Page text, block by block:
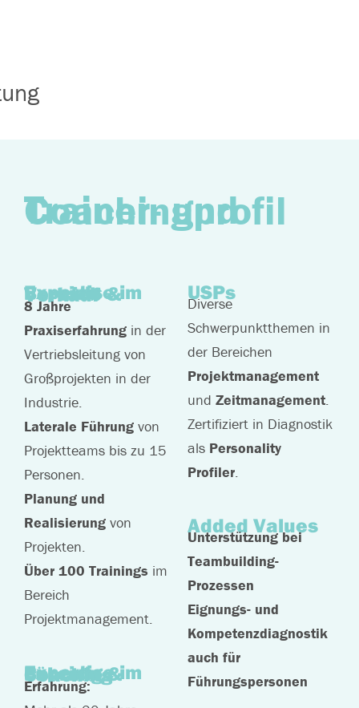
Trainer- und Coachingprofil
Expertise im Bereich Vertrieb & Verkauf
8 Jahre
Praxiserfahrung in der
Vertriebsleitung von
Großprojekten in der
Industrie.
Laterale Führung von
Projektteams bis zu 15
Personen.
Planung und
Realisierung von
Projekten.
Über 100 Trainings im
Bereich
Projektmanagement.
Expertise im Bereich Führung & Coaching
Erfahrung:
USPs
Diverse
Schwerpunktthemen in
der Bereichen
Projektmanagement
und Zeitmanagement.
Zertifiziert in Diagnostik
als Personality
Profiler.
Added Values
Unterstützung bei
Teambuilding-
Prozessen
Eignungs- und
Kompetenzdiagnostik
auch für
Führungspersonen